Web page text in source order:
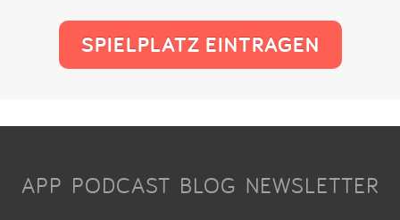
SPIELPLATZ EINTRAGEN
APP PODCAST BLOG NEWSLETTER